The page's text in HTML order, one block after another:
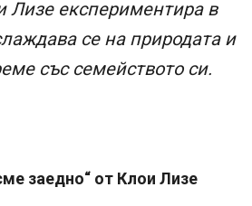
Лизе експериментира в
се на природата и
със семейството си.
заедно“ от Клои Лизе